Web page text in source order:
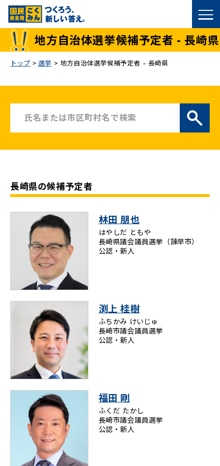
国民民主党トップ
党基本情報
お問い合わせ
ニュースリリース
こくみんうさぎの部屋
参加・サポート
Go!Go!こくみんストア （新しいタブで開く）
TEAMこくみんうさぎ （新しいタブで開く）
こくみんオンラインスクール
国民民主党学生部（新しいタブで開く）
二次創作ガイドライン （新しいタブで開く）
プライバシーポリシー
特定商取引法に基づく表記
地方自治体選挙候補予定者 - 長崎県
トップ > 選挙 > 地方自治体選挙候補予定者 - 長崎県
長崎県の候補予定者
林田 朋也
はやしだ ともや
長崎県議会議員選挙（諫早市）
公認・新人
渕上 桂樹
ふちかみ けいじゅ
長崎市議会議員選挙
公認・新人
福田 剛
ふくだ たかし
長崎市議会議員選挙
公認・新人